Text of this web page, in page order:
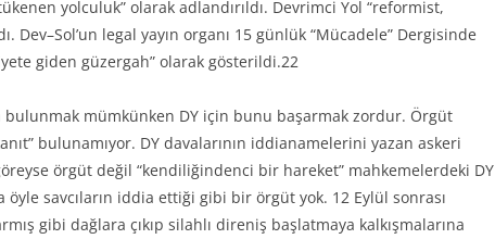
yolculuk” olarak adlandırıldı. Devrimci Yol “reformist,
Dev–Sol’un legal yayın organı 15 günlük “Mücadele” Dergisinde
giden güzergah” olarak gösterildi.22
mümkünken DY için bunu başarmak zordur. Örgüt
bulunamıyor. DY davalarının iddianamelerini yazan askeri
örgüt değil “kendiliğindenci bir hareket” mahkemelerdeki DY
öyle savcıların iddia ettiği gibi bir örgüt yok. 12 Eylül sonrası
gibi dağlara çıkıp silahlı direniş başlatmaya kalkışmalarına